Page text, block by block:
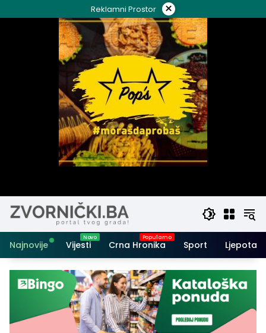
to
Reklamni Prostor ×
Najnovije Vijesti Crna Hronika Sport Ljepota i